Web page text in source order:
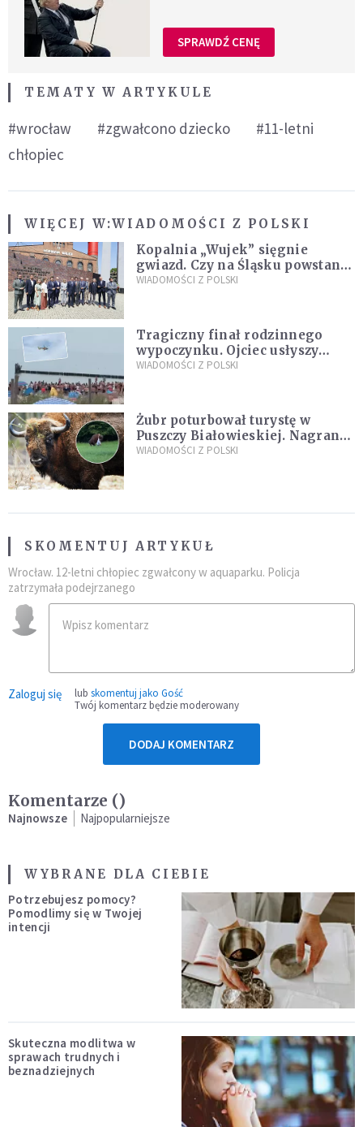
SPRAWDŹ CENĘ
TEMATY W ARTYKULE
#wrocław #zgwałcono dziecko
#11-letni
chłopiec
WIĘCEJ W:WIADOMOŚCI Z POLSKI
Kopalnia „Wujek” sięgnie
gwiazd. Czy na Śląsku powstanie
„Dolina Krzemowa”?
WIADOMOŚCI Z POLSKI
Tragiczny finał rodzinnego
wypoczynku. Ojciec usłyszy
zarzuty
WIADOMOŚCI Z POLSKI
Żubr poturbował turystę w
Puszczy Białowieskiej. Nagranie
daje do myślenia
WIADOMOŚCI Z POLSKI
SKOMENTUJ ARTYKUŁ
Wrocław. 12-letni chłopiec zgwałcony w aquaparku. Policja
zatrzymała podejrzanego
Zaloguj się lub skomentuj jako Gość
Twój komentarz będzie moderowany
DODAJ KOMENTARZ
Komentarze ()
Najnowsze Najpopularniejsze
WYBRANE DLA CIEBIE
Potrzebujesz pomocy?
Pomodlimy się w Twojej
intencji
Skuteczna modlitwa w
sprawach trudnych i
beznadziejnych